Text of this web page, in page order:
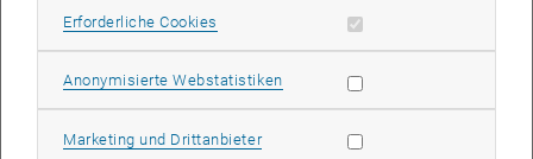
statt. Die Sieger qualifizieren sich für das Finale in Berlin, das jedes
stattfindet. Das österreichische „Falling Walls“ wird vom AIT
Forschung“ am 22. April in Wien veranstaltet.
Erforderliche Cookies Erforderliche Cookies zulassen
Anonymisierte WebstatistikenStatistik Cookies zulassen
Marketing und DrittanbieterMarketing Cookies zulassen